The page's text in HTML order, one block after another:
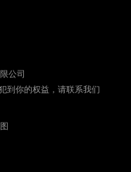
公司
到你的权益，请联系我们